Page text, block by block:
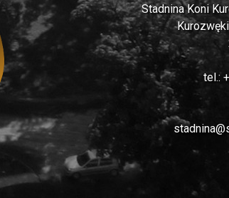
Stadnina Koni
tel.: